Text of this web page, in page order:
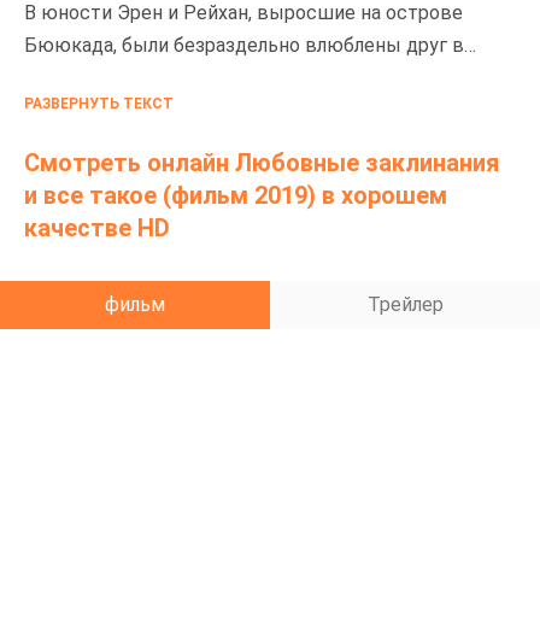
В юности Эрен и Рейхан, выросшие на острове
Бююкада, были безраздельно влюблены друг в
отношениях, они разлучили их. Спустя годы Эрен,
застает Рейхана в неожиданной ситуации.
РАЗВЕРНУТЬ ТЕКСТ
Смотреть онлайн Любовные заклинания
и все такое (фильм 2019) в хорошем
качестве HD
фильм Трейлер